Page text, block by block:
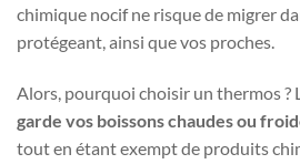
chimique nocif ne risque de migrer
protégeant, ainsi que vos proches.
Alors, pourquoi choisir un thermos ?
garde vos boissons chaudes ou
tout en étant exempt de produits